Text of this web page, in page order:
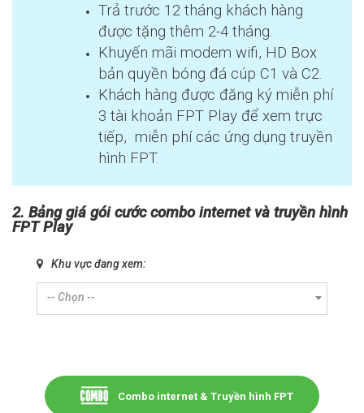
Trả trước 12 tháng khách hàng
được tặng thêm 2-4 tháng.
Khuyến mãi modem wifi, HD Box
bản quyền bóng đá cúp C1 và C2.
Khách hàng được đăng ký miễn phí
3 tài khoản FPT Play để xem trực
tiếp, miễn phí các ứng dụng truyền
hình FPT.
2. Bảng giá gói cước combo internet và truyền hình
FPT Play
Khu vực đang xem:
-- Chọn --
Combo internet & Truyền hình FPT